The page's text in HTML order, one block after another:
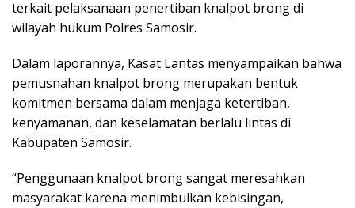
terkait pelaksanaan penertiban knalpot brong di
wilayah hukum Polres Samosir.
Dalam laporannya, Kasat Lantas menyampaikan bahwa
pemusnahan knalpot brong merupakan bentuk
komitmen bersama dalam menjaga ketertiban,
kenyamanan, dan keselamatan berlalu lintas di
Kabupaten Samosir.
“Penggunaan knalpot brong sangat meresahkan
masyarakat karena menimbulkan kebisingan,